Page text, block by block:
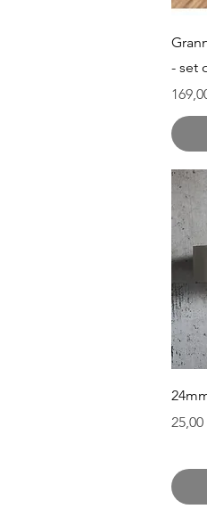
- set
25,00